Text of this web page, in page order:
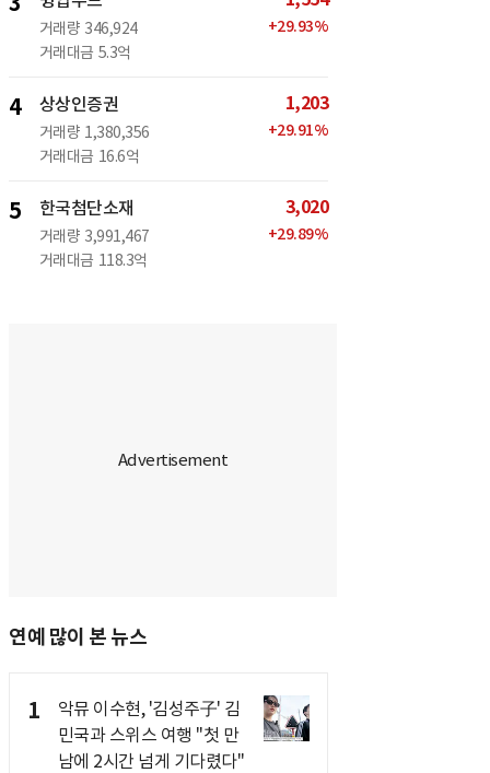
거래량 346,924
거래대금 5.3억
+29.93%
4 상상인증권
거래량 1,380,356
거래대금 16.6억
1,203
+29.91%
5 한국첨단소재
거래량 3,991,467
거래대금 118.3억
3,020
+29.89%
연예 많이 본 뉴스
1
악뮤 이수현, '김성주子' 김
민국과 스위스 여행 "첫 만
남에 2시간 넘게 기다렸다"